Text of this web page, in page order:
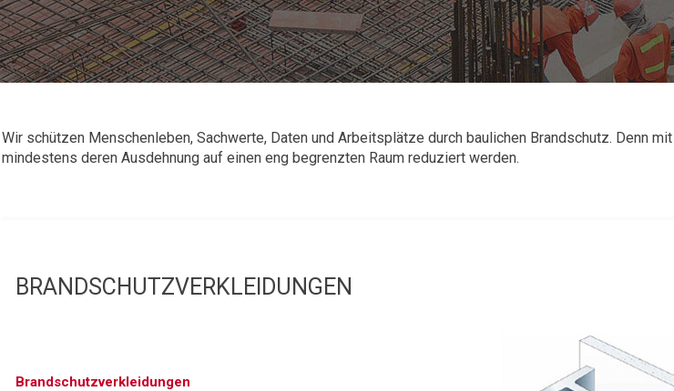
Wir schützen Menschenleben, Sachwerte, Daten und Arbeitsplätze durch baulichen Brandschutz. Denn
mindestens deren Ausdehnung auf einen eng begrenzten Raum reduziert werden.
BRANDSCHUTZVERKLEIDUNGEN
Brandschutzverkleidungen